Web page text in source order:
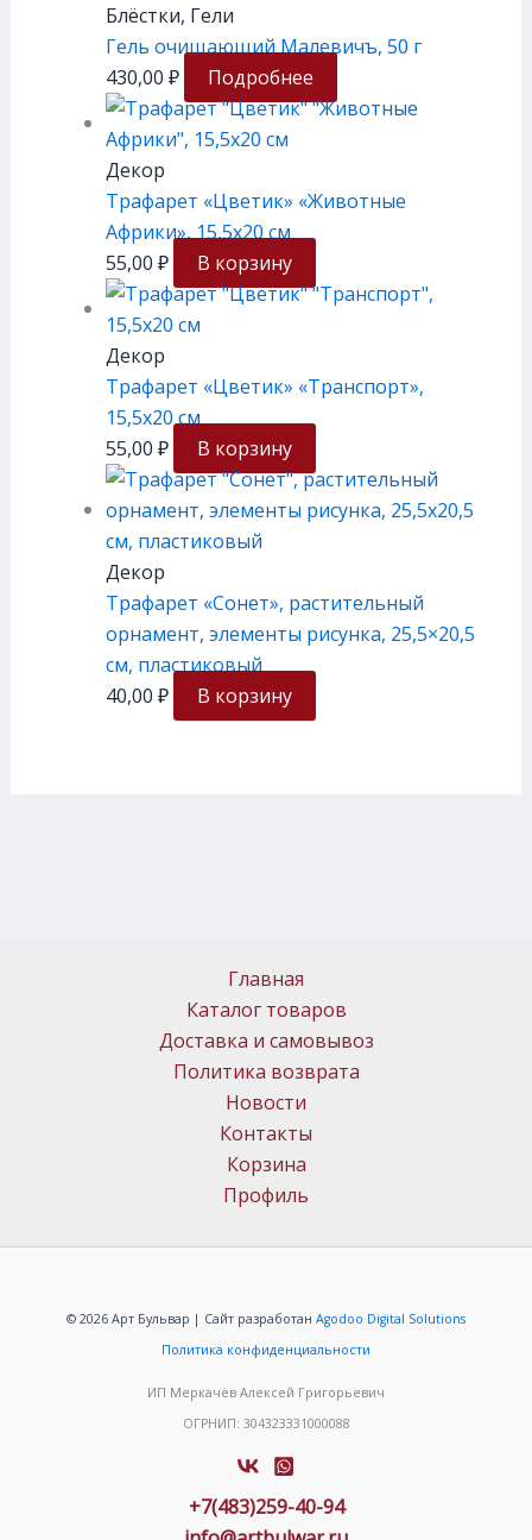
Блёстки, Гели
Гель очищающий Малевичъ, 50 г
430,00 ₽ Подробнее
Декор
Трафарет «Цветик» «Животные
Африки», 15,5х20 см
55,00 ₽ В корзину
Декор
Трафарет «Цветик» «Транспорт»,
15,5х20 см
55,00 ₽ В корзину
Декор
Трафарет «Сонет», растительный
орнамент, элементы рисунка, 25,5×20,5
см, плаcтиковый
40,00 ₽ В корзину
Главная
Каталог товаров
Доставка и самовывоз
Политика возврата
Новости
Контакты
Корзина
Профиль
© 2026 Арт Бульвар | Сайт разработан Agodoo Digital Solutions
Политика конфиденциальности
ИП Меркачёв Алексей Григорьевич
ОГРНИП: 304323331000088
+7(483)259-40-94